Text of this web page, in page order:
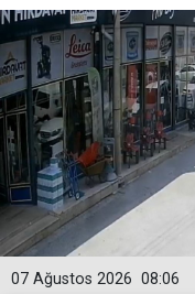
08:06
07 Ağustos 2026